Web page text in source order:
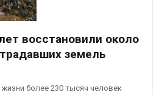
восстановили около
земель
более 230 тысяч человек